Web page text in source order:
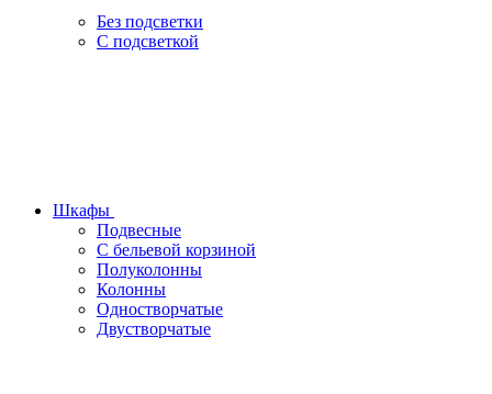
Без подсветки
С подсветкой
Шкафы
Подвесные
С бельевой корзиной
Полуколонны
Колонны
Одностворчатые
Двустворчатые